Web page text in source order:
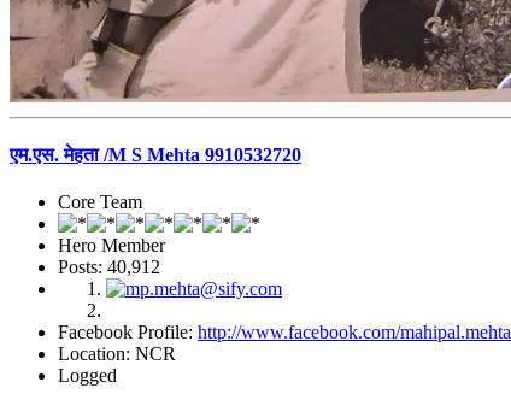
एम.एस. मेहता /M S Mehta 9910532720
Core Team
Hero Member
Posts: 40,912
Facebook Profile: http://www.facebook.com/mahipal.mehta
Location: NCR
Logged